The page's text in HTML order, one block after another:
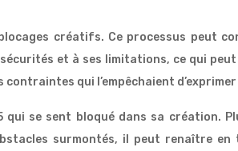
créatifs. Ce processus peut
et à ses limitations, ce qui
qui l’empêchaient
qui se sent bloqué dans sa
surmontés, il peut renaître